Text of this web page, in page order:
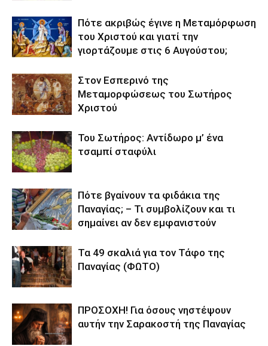
Πότε ακριβώς έγινε η Μεταμόρφωση
του Χριστού και γιατί την
γιορτάζουμε στις 6 Αυγούστου;
Στον Εσπερινό της
Μεταμορφώσεως του Σωτήρος
Χριστού
Του Σωτήρος: Αντίδωρο μ’ ένα
τσαμπί σταφύλι
Πότε βγαίνουν τα φιδάκια της
Παναγίας; – Τι συμβολίζουν και τι
σημαίνει αν δεν εμφανιστούν
Τα 49 σκαλιά για τον Τάφο της
Παναγίας (ΦΩΤΟ)
ΠΡΟΣΟΧΗ! Για όσους νηστέψουν
αυτήν την Σαρακοστή της Παναγίας